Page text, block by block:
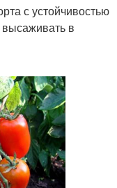
с устойчивостью
в